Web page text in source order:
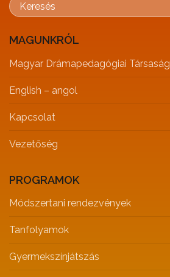
MAGUNKRÓL
Magyar Drámapedagógiai Társaság
English – angol
Kapcsolat
Vezetőség
PROGRAMOK
Módszertani rendezvények
Tanfolyamok
Gyermekszínjátszás